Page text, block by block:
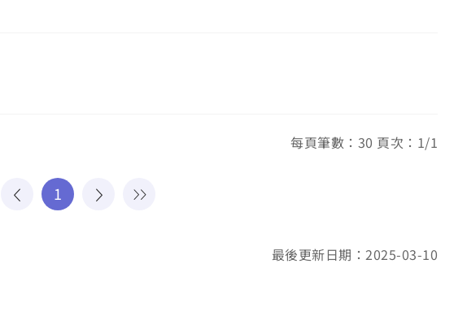
每頁筆數：30 頁次：1/1
1
最後更新日期：2025-03-10